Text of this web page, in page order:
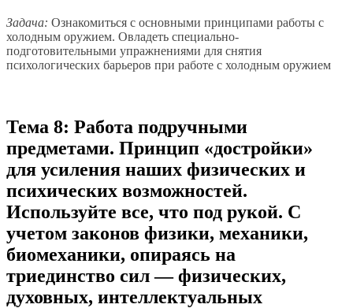
Задача: Ознакомиться с основными принципами работы с
холодным оружием. Овладеть специально-
подготовительными упражнениями для снятия
психологических барьеров при работе с холодным оружием
Тема 8: Работа подручными
предметами. Принцип «достройки»
для усиления наших физических и
психических возможностей.
Используйте все, что под рукой. С
учетом законов физики, механики,
биомеханики, опираясь на
триединство сил — физических,
духовных, интеллектуальных